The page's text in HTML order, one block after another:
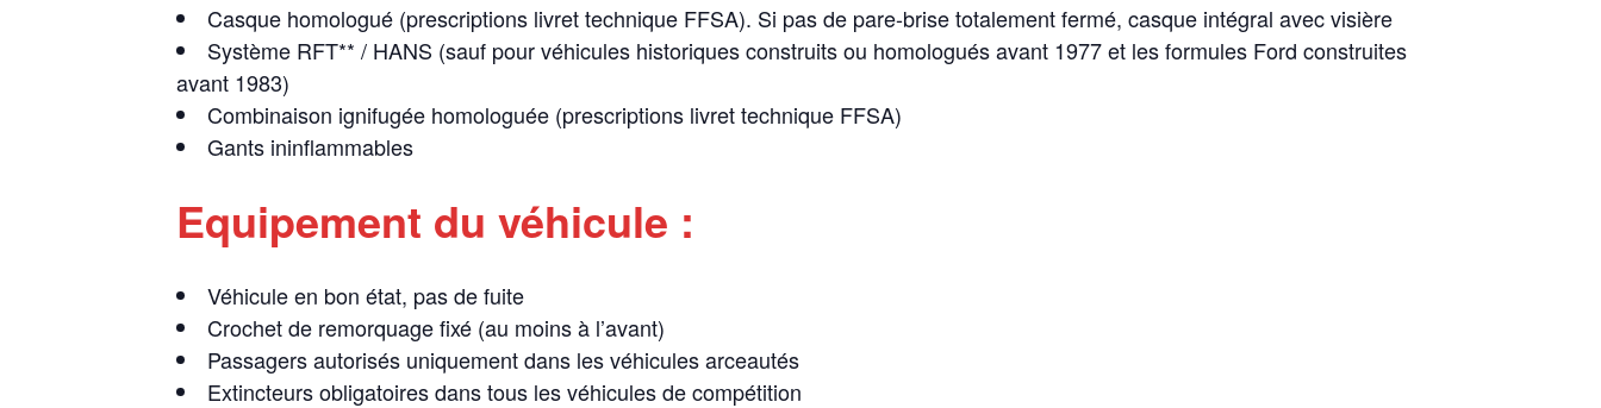
Casque homologué (prescriptions livret technique FFSA). Si pas de pare-brise totalement fermé, casque intégral avec visière
Système RFT** / HANS (sauf pour véhicules historiques construits ou homologués avant 1977 et les formules Ford construites
avant 1983)
Combinaison ignifugée homologuée (prescriptions livret technique FFSA)
Gants ininflammables
Equipement du véhicule :
Véhicule en bon état, pas de fuite
Crochet de remorquage fixé (au moins à l’avant)
Passagers autorisés uniquement dans les véhicules arceautés
Extincteurs obligatoires dans tous les véhicules de compétition